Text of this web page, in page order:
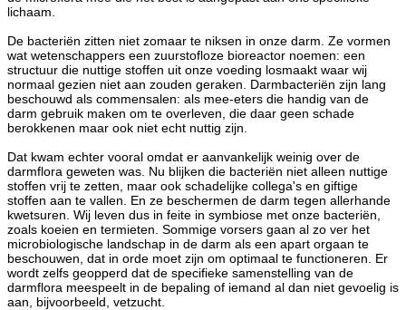
lichaam.
De bacteriën zitten niet zomaar te niksen in onze darm. Ze vormen
wat wetenschappers een zuurstofloze bioreactor noemen: een
structuur die nuttige stoffen uit onze voeding losmaakt waar wij
normaal gezien niet aan zouden geraken. Darmbacteriën zijn lang
beschouwd als commensalen: als mee-eters die handig van de
darm gebruik maken om te overleven, die daar geen schade
berokkenen maar ook niet echt nuttig zijn.
Dat kwam echter vooral omdat er aanvankelijk weinig over de
darmflora geweten was. Nu blijken die bacteriën niet alleen nuttige
stoffen vrij te zetten, maar ook schadelijke collega's en giftige
stoffen aan te vallen. En ze beschermen de darm tegen allerhande
kwetsuren. Wij leven dus in feite in symbiose met onze bacteriën,
zoals koeien en termieten. Sommige vorsers gaan al zo ver het
microbiologische landschap in de darm als een apart orgaan te
beschouwen, dat in orde moet zijn om optimaal te functioneren. Er
wordt zelfs geopperd dat de specifieke samenstelling van de
darmflora meespeelt in de bepaling of iemand al dan niet gevoelig is
aan, bijvoorbeeld, vetzucht.